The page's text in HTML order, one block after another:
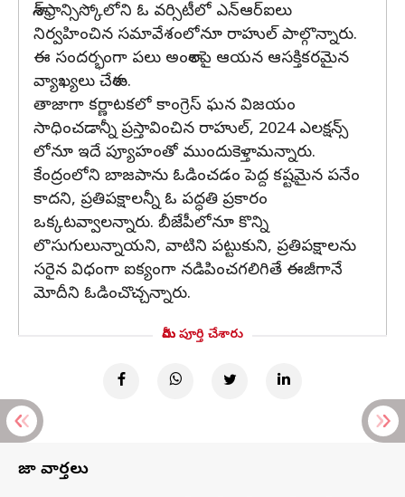
శాన్‌ఫ్రాన్సిస్కోలోని ఓ వర్సిటీలో ఎన్ఆర్ఐలు
నిర్వహించిన సమావేశంలోనూ రాహుల్ పాల్గొన్నారు.
ఈ సందర్భంగా పలు అంశాలపై ఆయన ఆసక్తికరమైన
వ్యాఖ్యలు చేశారు.
తాజాగా కర్ణాటకలో కాంగ్రెస్ ఘన విజయం
సాధించడాన్నీ ప్రస్తావించిన రాహుల్, 2024 ఎలక్షన్స్
లోనూ ఇదే ప్యూహంతో ముందుకెళ్తామన్నారు.
కేంద్రంలోని బాజపాను ఓడించడం పెద్ద కష్టమైన పనేం
కాదని, ప్రతిపక్షాలన్నీ ఓ పద్ధతి ప్రకారం
ఒక్కటవ్వాలన్నారు. బీజేపీలోనూ కొన్ని
లొసుగులున్నాయని, వాటిని పట్టుకుని, ప్రతిపక్షాలను
సరైన విధంగా ఐక్యంగా నడిపించగలిగితే ఈజీగానే
మోదీని ఓడించొచ్చన్నారు.
మీరు పూర్తి చేశారు
తాజా వార్తలు